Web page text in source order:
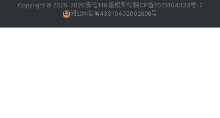
Copyright © 2025-2026 安信119 版权所有湘ICP备2025104333号-2
湘公网安备43010402002696号